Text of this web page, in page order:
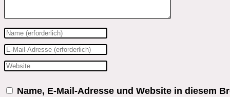
Gib
deinen
Namen
Gib
deine
Gib
Name, E-Mail-Adresse und Website in diesem